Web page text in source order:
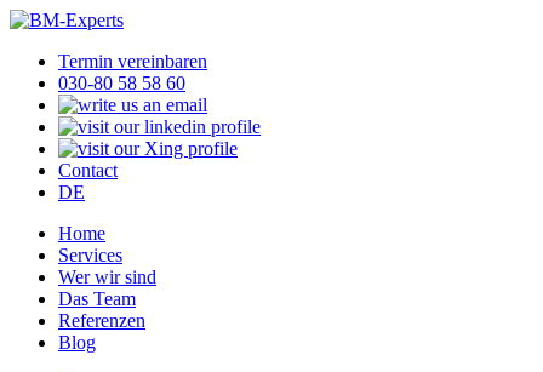
Termin vereinbaren
030-80 58 58 60
Contact
DE
Home
Services
Wer wir sind
Das Team
Referenzen
Blog